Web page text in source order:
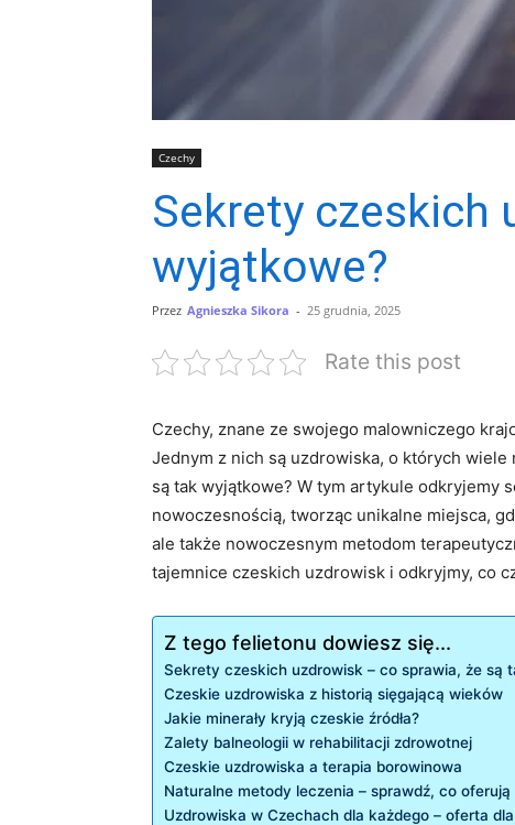
Czechy
Sekrety czeskich
wyjątkowe?
Przez Agnieszka Sikora - 25 grudnia, 2025
Rate this post
Czechy, znane ze swojego malowniczego
Jednym z nich są uzdrowiska, o których
są tak wyjątkowe? W tym artykule odkryjemy
nowoczesnością, tworząc unikalne miejsca,
‍ale także nowoczesnym metodom
tajemnice czeskich uzdrowisk ‍i⁣ odkryjmy, co
Z tego felietonu dowiesz się...
Sekrety czeskich ​uzdrowisk – co sprawia, że są‍
Czeskie uzdrowiska z ⁣historią sięgającą wieków
Jakie minerały kryją czeskie źródła?
Zalety balneologii w rehabilitacji zdrowotnej
Czeskie uzdrowiska a terapia borowinowa
Naturalne metody leczenia ​–​ sprawdź, co oferują
Uzdrowiska w⁢ Czechach dla każdego ⁣–‌ oferta